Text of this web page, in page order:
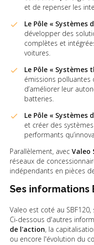
et de repenser les
Le Pôle « Systèmes
développer des
complètes et
voitures.
Le Pôle « Systèmes
émissions polluantes
d’améliorer leur
batteries.
Le Pôle « Systèmes
et créer des
performants
Parallèlement, avec Valeo
réseaux de
indépendants en pièces
Ses informations
Valeo est coté au
Ci-dessous d'autres
de l'action, la
ou encore l'évolution du